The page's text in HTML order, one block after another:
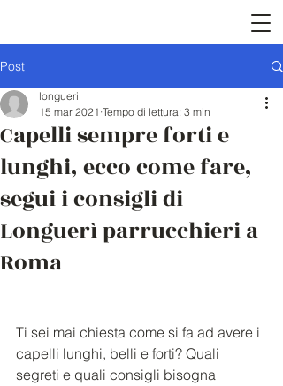
Post
Capelli sempre forti e
lunghi, ecco come fare,
segui i consigli di
Longuerì parrucchieri a
Roma
longueri
15 mar 2021 Tempo di lettura: 3 min
Ti sei mai chiesta come si fa ad avere i
capelli lunghi, belli e forti? Quali
segreti e quali consigli bisogna